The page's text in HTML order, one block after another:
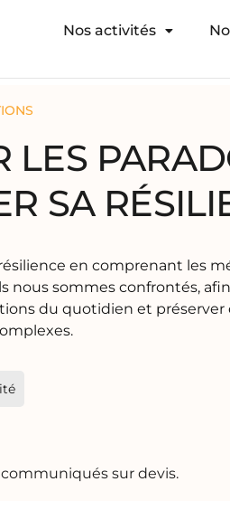
Nos activités
LES
SA
en comprenant les
nous sommes confrontés,
du quotidien et
sur devis.